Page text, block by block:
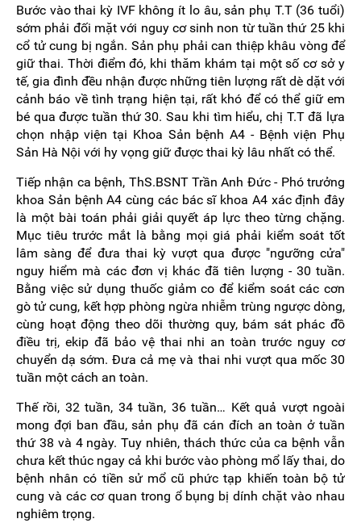
Bước vào thai kỳ IVF không ít lo âu, sản phụ T.T (36 tuổi)
sớm phải đối mặt với nguy cơ sinh non từ tuần thứ 25 khi
cổ tử cung bị ngắn. Sản phụ phải can thiệp khâu vòng để
giữ thai. Thời điểm đó, khi thăm khám tại một số cơ sở y
tế, gia đình đều nhận được những tiên lượng rất dè dặt với
cảnh báo về tình trạng hiện tại, rất khó để có thể giữ em
bé qua được tuần thứ 30. Sau khi tìm hiểu, chị T.T đã lựa
chọn nhập viện tại Khoa Sản bệnh A4 - Bệnh viện Phụ
Sản Hà Nội với hy vọng giữ được thai kỳ lâu nhất có thể.
Tiếp nhận ca bệnh, ThS.BSNT Trần Anh Đức - Phó trưởng
khoa Sản bệnh A4 cùng các bác sĩ khoa A4 xác định đây
là một bài toán phải giải quyết áp lực theo từng chặng.
Mục tiêu trước mắt là bằng mọi giá phải kiểm soát tốt
lâm sàng để đưa thai kỳ vượt qua được "ngưỡng cửa"
nguy hiểm mà các đơn vị khác đã tiên lượng - 30 tuần.
Bằng việc sử dụng thuốc giảm co để kiểm soát các cơn
gò tử cung, kết hợp phòng ngừa nhiễm trùng ngược dòng,
cùng hoạt động theo dõi thường quy, bám sát phác đồ
điều trị, ekip đã bảo vệ thai nhi an toàn trước nguy cơ
chuyển dạ sớm. Đưa cả mẹ và thai nhi vượt qua mốc 30
tuần một cách an toàn.
Thế rồi, 32 tuần, 34 tuần, 36 tuần… Kết quả vượt ngoài
mong đợi ban đầu, sản phụ đã cán đích an toàn ở tuần
thứ 38 và 4 ngày. Tuy nhiên, thách thức của ca bệnh vẫn
chưa kết thúc ngay cả khi bước vào phòng mổ lấy thai, do
bệnh nhân có tiền sử mổ cũ phức tạp khiến toàn bộ tử
cung và các cơ quan trong ổ bụng bị dính chặt vào nhau
nghiêm trọng.